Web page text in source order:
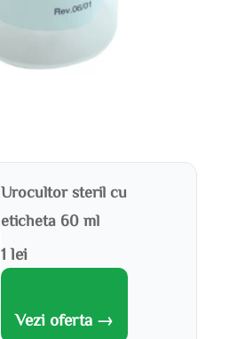
Urocultor steril cu
eticheta 60 ml
1 lei
Vezi oferta →